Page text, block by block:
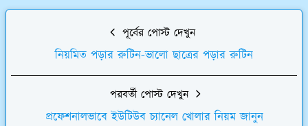
পূর্বের পোস্ট দেখুন
নিয়মিত পড়ার রুটিন-ভালো ছাত্রের পড়ার রুটিন
পরবর্তী পোস্ট দেখুন
প্রফেশনালভাবে ইউটিউব চ্যানেল খোলার নিয়ম জানুন